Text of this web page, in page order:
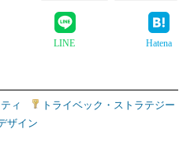
LINE Hatena
ィ
トライベック・ストラテジー
ザイン